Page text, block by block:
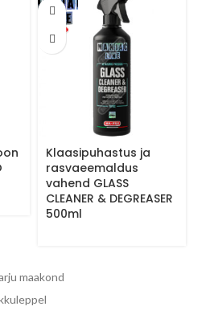
Klaasipuhastus ja
rasvaeemaldus
vahend GLASS
CLEANER & DEGREASER
500ml
maakond